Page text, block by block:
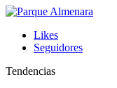
Likes
Seguidores
Tendencias